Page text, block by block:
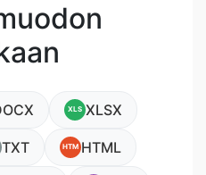
XLS XLSX
TXT HTM HTML